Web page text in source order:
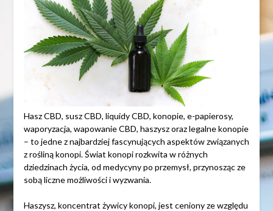
Hasz CBD, susz CBD, liquidy CBD, konopie, e-papierosy,
waporyzacja, wapowanie CBD, haszysz oraz legalne konopie
– to jedne z najbardziej fascynujących aspektów związanych
z rośliną konopi. Świat konopi rozkwita w różnych
dziedzinach życia, od medycyny po przemysł, przynosząc ze
sobą liczne możliwości i wyzwania.
Haszysz, koncentrat żywicy konopi, jest ceniony ze względu